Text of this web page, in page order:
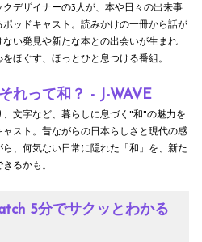
デザイナーの3人が、本や日々の出来事
ポッドキャスト。読みかけの一冊から話が
ない発見や新たな本との出会いが生まれ
ほぐす、ほっとひと息つける番組。
れって和？ - J-WAVE
、文字など、暮らしに息づく"和"の魅力を
ャスト。昔ながらの日本らしさと現代の感
、何気ない日常に隠れた「和」を、新た
るかも。
5分でサクッとわかる